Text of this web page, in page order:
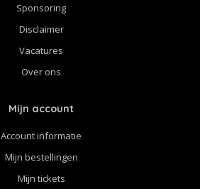
Sponsoring
Disclaimer
Vacatures
Over ons
Mijn account
Account informatie
Mijn bestellingen
Mijn tickets